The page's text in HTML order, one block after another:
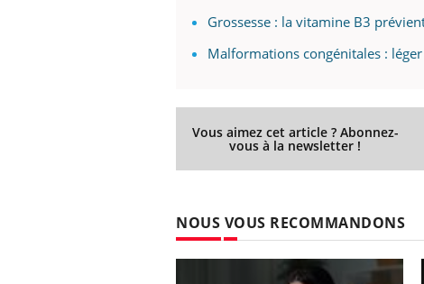
Grossesse : la vitamine B3
Malformations congénitales :
Vous aimez cet article ? Abonnez-
vous à la newsletter !
NOUS VOUS RECOMMANDONS